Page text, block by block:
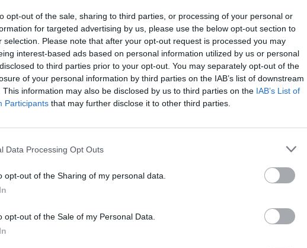
opt-out of the sale, sharing to third parties, or processing of your personal or
for targeted advertising by us, please use the below opt-out section to
selection. Please note that after your opt-out request is processed you may
interest-based ads based on personal information utilized by us or personal
to third parties prior to your opt-out. You may separately opt-out of the
of your personal information by third parties on the IAB’s list of downstream
This information may also be disclosed by us to third parties on the IAB’s List of
Participants that may further disclose it to other third parties.
Data Processing Opt Outs
opt-out of the Sharing of my personal data.
opt-out of the Sale of my Personal Data.
Pe baza celor patru trimestre încheiate
de remiteri din Italia sunt
care au primit 14,2%, 8,7% și,
de imigranții din Italia în străinătate,
acasă față de anii trecuți, scăderi ale
în străinătate